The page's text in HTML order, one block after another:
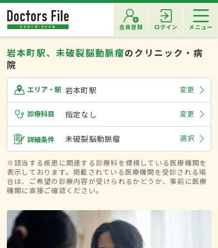
会員登録 ログイン メニュー
岩本町駅、未破裂脳動脈瘤のクリニック・病
院
エリア・駅 岩本町駅 変更
診療科目 指定なし 変更
詳細条件 未破裂脳動脈瘤 選択
※該当する疾患に関連する診療科を標榜している医療機関を
表示しております。掲載されている医療機関を受診される場
合は、ご希望の診療内容が受けられるかどうか、事前に医療
機関に直接ご確認ください。